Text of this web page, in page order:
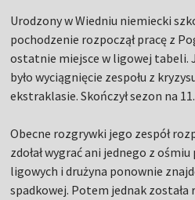
Urodzony w Wiedniu niemiecki
pochodzenie rozpoczął pracę z
ostatnie miejsce w ligowej tabeli.
było wyciągnięcie zespołu z
ekstraklasie. Skończył sezon na
Obecne rozgrywki jego zespół
zdołał wygrać ani jednego z
ligowych i drużyna ponownie
spadkowej. Potem jednak została